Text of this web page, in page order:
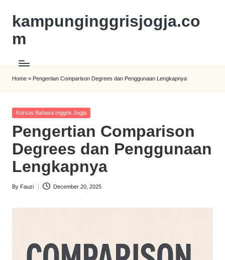
kampunginggrisjogja.co
m
Home » Pengertian Comparison Degrees dan Penggunaan Lengkapnya
Kursus Bahasa Inggris Jogja
Pengertian Comparison
Degrees dan Penggunaan
Lengkapnya
By Fauzi December 20, 2025